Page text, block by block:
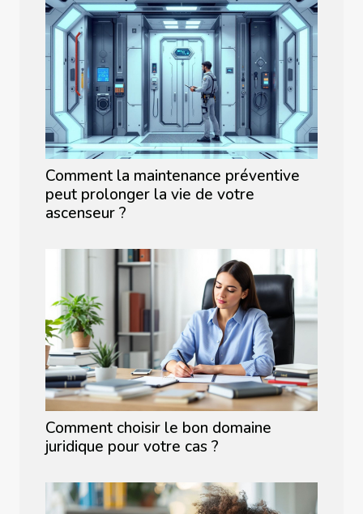
Comment la maintenance préventive
peut prolonger la vie de votre
ascenseur ?
Comment choisir le bon domaine
juridique pour votre cas ?